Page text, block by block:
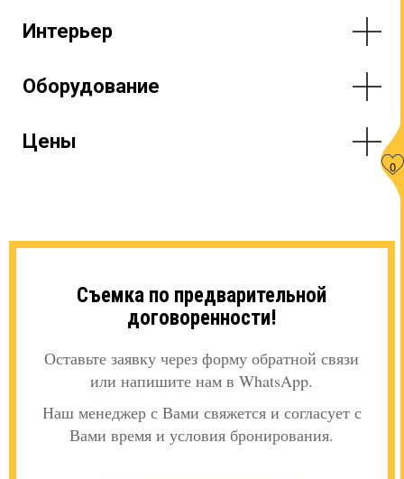
0
Интерьер
Оборудование
Цены
Съемка по предварительной
договоренности!
Оставьте заявку через форму обратной связи
или напишите нам в WhatsApp.
Наш менеджер с Вами свяжется и согласует с
Вами время и условия бронирования.